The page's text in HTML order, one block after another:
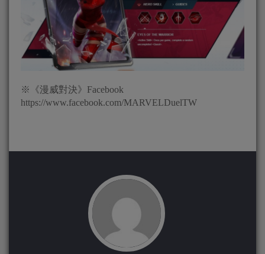
※《漫威對決》Facebook
https://www.facebook.com/MARVELDuelTW